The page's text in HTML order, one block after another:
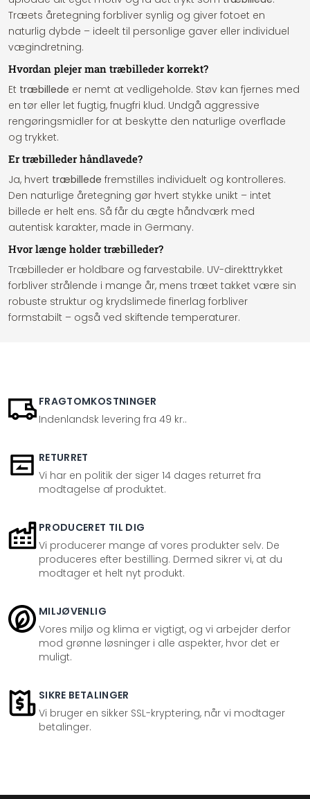
Træets åretegning forbliver synlig og giver fotoet en
naturlig dybde – ideelt til personlige gaver eller individuel
vægindretning.
Hvordan plejer man træbilleder korrekt?
Et træbillede er nemt at vedligeholde. Støv kan fjernes med
en tør eller let fugtig, fnugfri klud. Undgå aggressive
rengøringsmidler for at beskytte den naturlige overflade
og trykket.
Er træbilleder håndlavede?
Ja, hvert træbillede fremstilles individuelt og kontrolleres.
Den naturlige åretegning gør hvert stykke unikt – intet
billede er helt ens. Så får du ægte håndværk med
autentisk karakter, made in Germany.
Hvor længe holder træbilleder?
Træbilleder er holdbare og farvestabile. UV-direkttrykket
forbliver strålende i mange år, mens træet takket være sin
robuste struktur og krydslimede finerlag forbliver
formstabilt – også ved skiftende temperaturer.
FRAGTOMKOSTNINGER
Indenlandsk levering fra 49 kr..
RETURRET
Vi har en politik der siger 14 dages returret fra
modtagelse af produktet.
PRODUCERET TIL DIG
Vi producerer mange af vores produkter selv. De
produceres efter bestilling. Dermed sikrer vi, at du
modtager et helt nyt produkt.
MILJØVENLIG
Vores miljø og klima er vigtigt, og vi arbejder derfor
mod grønne løsninger i alle aspekter, hvor det er
muligt.
SIKRE BETALINGER
Vi bruger en sikker SSL-kryptering, når vi modtager
betalinger.